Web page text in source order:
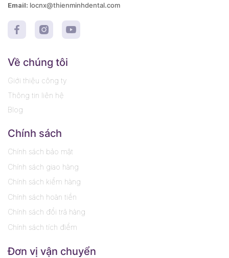
Email: locnx@thienminhdental.com
Về chúng tôi
Giới thiệu công ty
Thông tin liên hệ
Blog
Chính sách
Chính sách bảo mật
Chính sách giao hàng
Chính sách kiểm hàng
Chính sách hoàn tiền
Chính sách đổi trả hàng
Chính sách tích điểm
Đơn vị vận chuyển